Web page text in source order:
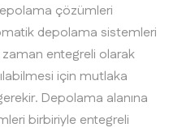
çözümleri
depolama sistemleri
entegreli olarak
için mutlaka
Depolama alanına
birbiriyle entegreli